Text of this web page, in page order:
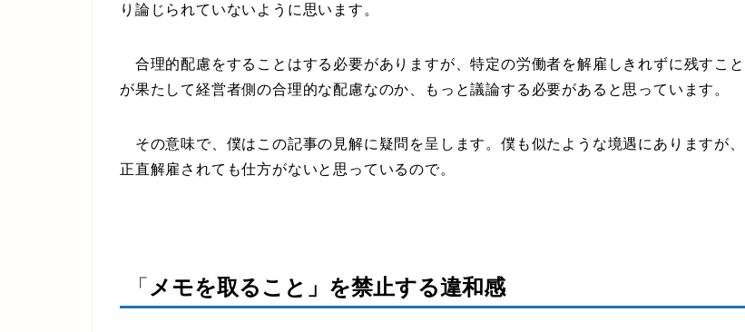
り論じられていないように思います。
合理的配慮をすることはする必要がありますが、特定の労働者を解雇しきれずに残すこと
が果たして経営者側の合理的な配慮なのか、もっと議論する必要があると思っています。
その意味で、僕はこの記事の見解に疑問を呈します。僕も似たような境遇にありますが、
正直解雇されても仕方がないと思っているので。
「 メモを取ること」を禁止する違和感